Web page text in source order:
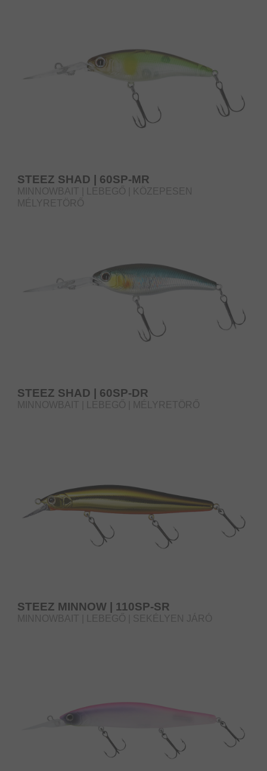
STEEZ SHAD | 60SP-MR
MINNOWBAIT | LEBEGŐ | KÖZEPESEN
MÉLYRETÖRŐ
STEEZ SHAD | 60SP-DR
MINNOWBAIT | LEBEGŐ | MÉLYRETÖRŐ
STEEZ MINNOW | 110SP-SR
MINNOWBAIT | LEBEGŐ | SEKÉLYEN JÁRÓ